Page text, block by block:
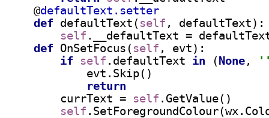
    @
defaultText.setter
def defaultText( self , defaultText):
self .__defaultText =
def OnSetFocus( self , evt):
if self .defaultText in ( None,
            evt.Skip()
return
currText = self .GetValue()
self